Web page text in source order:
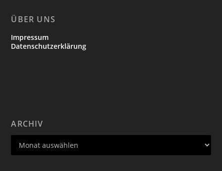
ÜBER UNS
Impressum
Datenschutzerklärung
ARCHIV